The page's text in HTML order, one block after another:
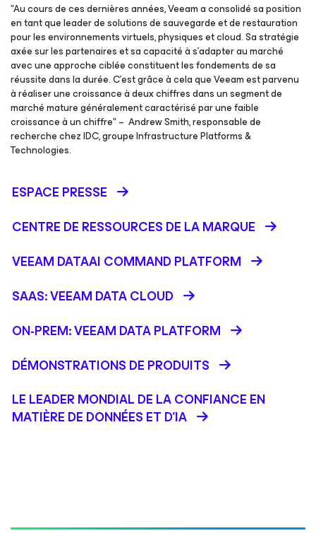
"Au cours de ces dernières années, Veeam a consolidé sa position
en tant que leader de solutions de sauvegarde et de restauration
pour les environnements virtuels, physiques et cloud. Sa stratégie
axée sur les partenaires et sa capacité à s’adapter au marché
avec une approche ciblée constituent les fondements de sa
réussite dans la durée. C’est grâce à cela que Veeam est parvenu
à réaliser une croissance à deux chiffres dans un segment de
marché mature généralement caractérisé par une faible
croissance à un chiffre" – Andrew Smith, responsable de
recherche chez IDC, groupe Infrastructure Platforms &
Technologies.
ESPACE PRESSE
CENTRE DE RESSOURCES DE LA MARQUE
VEEAM DATAAI COMMAND PLATFORM
SAAS: VEEAM DATA CLOUD
ON-PREM: VEEAM DATA PLATFORM
DÉMONSTRATIONS DE PRODUITS
LE LEADER MONDIAL DE LA CONFIANCE EN
MATIÈRE DE DONNÉES ET D'IA